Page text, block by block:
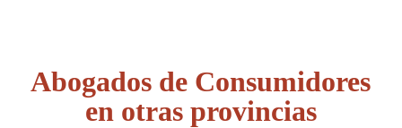
Abogados de Consumidores
en otras provincias